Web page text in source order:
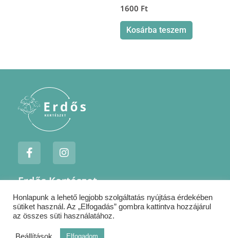
1600 Ft
Kosárba teszem
F
a
c
e
o
o
k
I
n
s
t
g
r
a
m
Erdős Kertészet
Jogi nyilatkozatok
Szállítás
Kapcsolat
Honlapunk a lehető legjobb szolgáltatás nyújtása érdekében
sütiket használ. Az „Elfogadás” gombra kattintva hozzájárul
az összes süti használatához.
Beállítások Elfogadom